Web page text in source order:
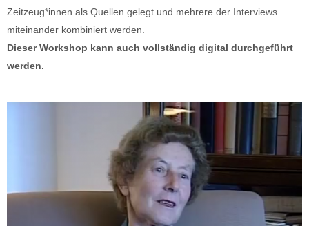
Zeitzeug*innen als Quellen gelegt und mehrere der Interviews
miteinander kombiniert werden.
Dieser Workshop kann auch vollständig digital durchgeführt
werden.